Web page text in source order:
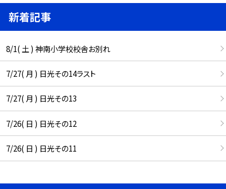
新着記事
8/1( 土 ) 神南小学校校舎お別れ
7/27( 月 ) 日光その14ラスト
7/27( 月 ) 日光その13
7/26( 日 ) 日光その12
7/26( 日 ) 日光その11